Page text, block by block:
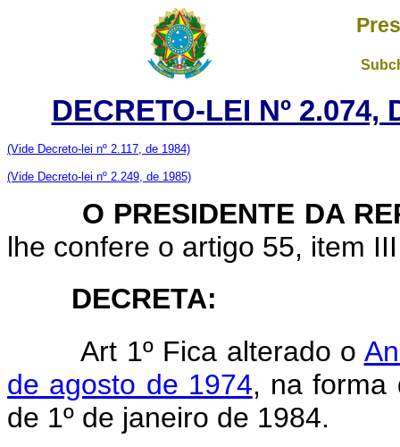
DECRETO-LEI Nº 2.074,
(Vide Decreto-lei nº 2.117, de 1984)
(Vide Decreto-lei nº 2.249, de 1985)
O PRESIDENTE DA
lhe confere o artigo 55, item
DECRETA:
Art 1º Fica alterado o
de agosto de 1974, na
de 1º de janeiro de 1984.